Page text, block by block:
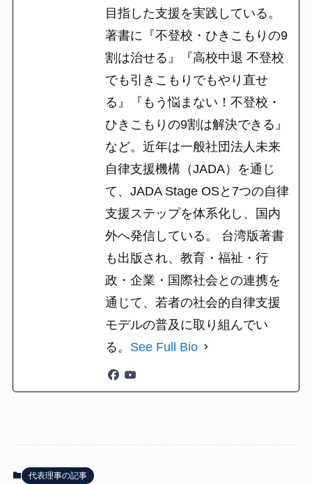
目指した支援を実践している。
著書に『不登校・ひきこもりの9
割は治せる』『高校中退 不登校
でも引きこもりでもやり直せ
る』『もう悩まない！不登校・
ひきこもりの9割は解決できる』
など。近年は一般社団法人未来
自律支援機構（JADA）を通じ
て、JADA Stage OSと7つの自律
支援ステップを体系化し、国内
外へ発信している。 台湾版著書
も出版され、教育・福祉・行
政・企業・国際社会との連携を
通じて、若者の社会的自律支援
モデルの普及に取り組んでい
る。 See Full Bio
代表理事の記事